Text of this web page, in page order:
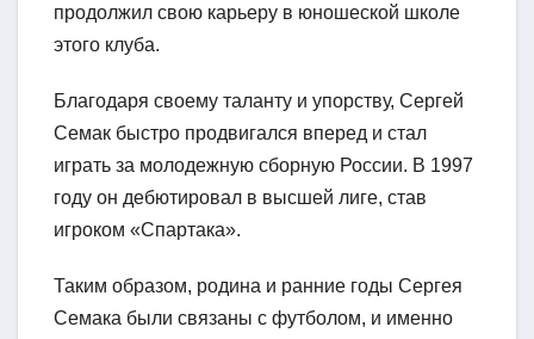
продолжил свою карьеру в юношеской школе
этого клуба.
Благодаря своему таланту и упорству, Сергей
Семак быстро продвигался вперед и стал
играть за молодежную сборную России. В 1997
году он дебютировал в высшей лиге, став
игроком «Спартака».
Таким образом, родина и ранние годы Сергея
Семака были связаны с футболом, и именно